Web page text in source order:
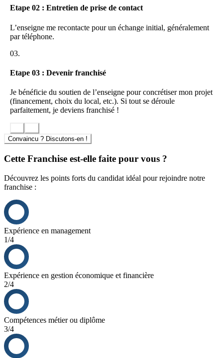
Etape 02 : Entretien de prise de contact
L’enseigne me recontacte pour un échange initial, généralement
par téléphone.
03.
Etape 03 : Devenir franchisé
Je bénéficie du soutien de l’enseigne pour concrétiser mon projet
(financement, choix du local, etc.). Si tout se déroule
parfaitement, je deviens franchisé !
Convaincu ? Discutons-en !
Cette Franchise est-elle faite pour vous ?
Découvrez les points forts du candidat idéal pour rejoindre notre
franchise :
Expérience en management
1/4
Expérience en gestion économique et financière
2/4
Compétences métier ou diplôme
3/4